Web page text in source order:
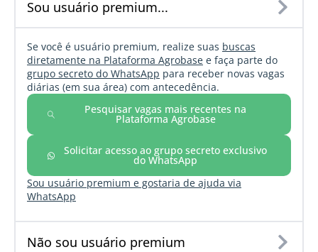
Sou usuário premium...
Se você é usuário premium, realize suas buscas
diretamente na Plataforma Agrobase e faça parte do
grupo secreto do WhatsApp para receber novas vagas
diárias (em sua área) com antecedência.
Pesquisar vagas mais recentes na
Plataforma Agrobase
Solicitar acesso ao grupo secreto exclusivo
do WhatsApp
Sou usuário premium e gostaria de ajuda via
WhatsApp
Não sou usuário premium